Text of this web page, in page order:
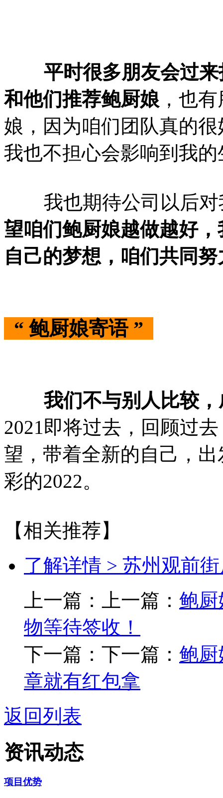
平时很多朋友会过来
和他们推荐鲍厨娘 ，也
娘，因为咱们团队真的
我也不担心会影响到我的
我也期待公司以后对
望咱们鲍厨娘越做越好
自己的梦想，咱们共同
“ 鲍厨娘寄语 ”
我们不与别人比较，
2021即将过去，回顾过
望，带着全新的自己，
彩的2022。
【相关推荐】
了解详情 > 苏州观前
上一篇：上一篇： 鲍厨
物等待签收！
下一篇：下一篇： 鲍厨
章就有红包拿
返回列表
资讯动态
项目优势